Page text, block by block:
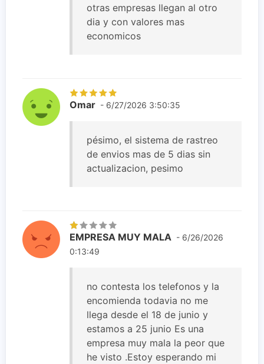
otras empresas llegan al otro
dia y con valores mas
economicos
Omar - 6/27/2026 3:50:35
pésimo, el sistema de rastreo
de envios mas de 5 dias sin
actualizacion, pesimo
EMPRESA MUY MALA - 6/26/2026
0:13:49
no contesta los telefonos y la
encomienda todavia no me
llega desde el 18 de junio y
estamos a 25 junio Es una
empresa muy mala la peor que
he visto .Estoy esperando mi